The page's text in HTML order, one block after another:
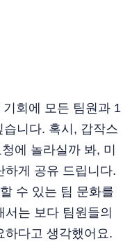
회에 모든 팀원과 1
니다. 혹시, 갑작스
에 놀라실까 봐, 미
하게 공유 드립니다.
수 있는 팀 문화를
서는 보다 팀원들의
하다고 생각했어요.